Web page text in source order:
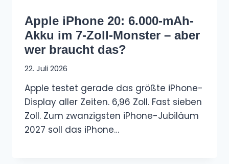
Apple iPhone 20: 6.000-mAh-
Akku im 7-Zoll-Monster – aber
wer braucht das?
22. Juli 2026
Apple testet gerade das größte iPhone-
Display aller Zeiten. 6,96 Zoll. Fast sieben
Zoll. Zum zwanzigsten iPhone-Jubiläum
2027 soll das iPhone…